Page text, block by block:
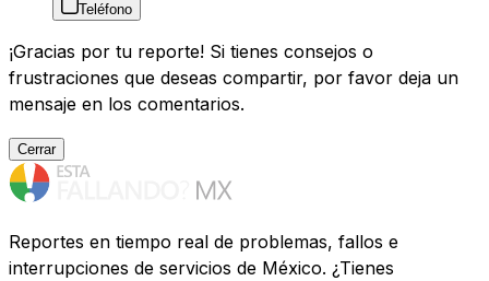
Teléfono
¡Gracias por tu reporte! Si tienes consejos o
frustraciones que deseas compartir, por favor deja un
mensaje en los comentarios.
Cerrar
Reportes en tiempo real de problemas, fallos e
interrupciones de servicios de México. ¿Tienes